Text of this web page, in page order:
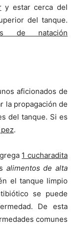
y estar cerca del
del tanque.
de natación
aficionados de
la propagación de
del tanque. Si es
.
1 cucharadita
alimentos de alta
el tanque limpio
se puede
De esta
comunes